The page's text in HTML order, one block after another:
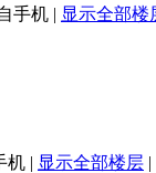
手机 | 显示全部楼
机 | 显示全部楼层 |